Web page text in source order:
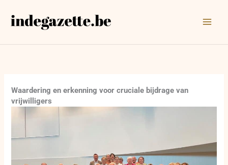
naar
Waardering en erkenning voor cruciale bijdrage van
vrijwilligers